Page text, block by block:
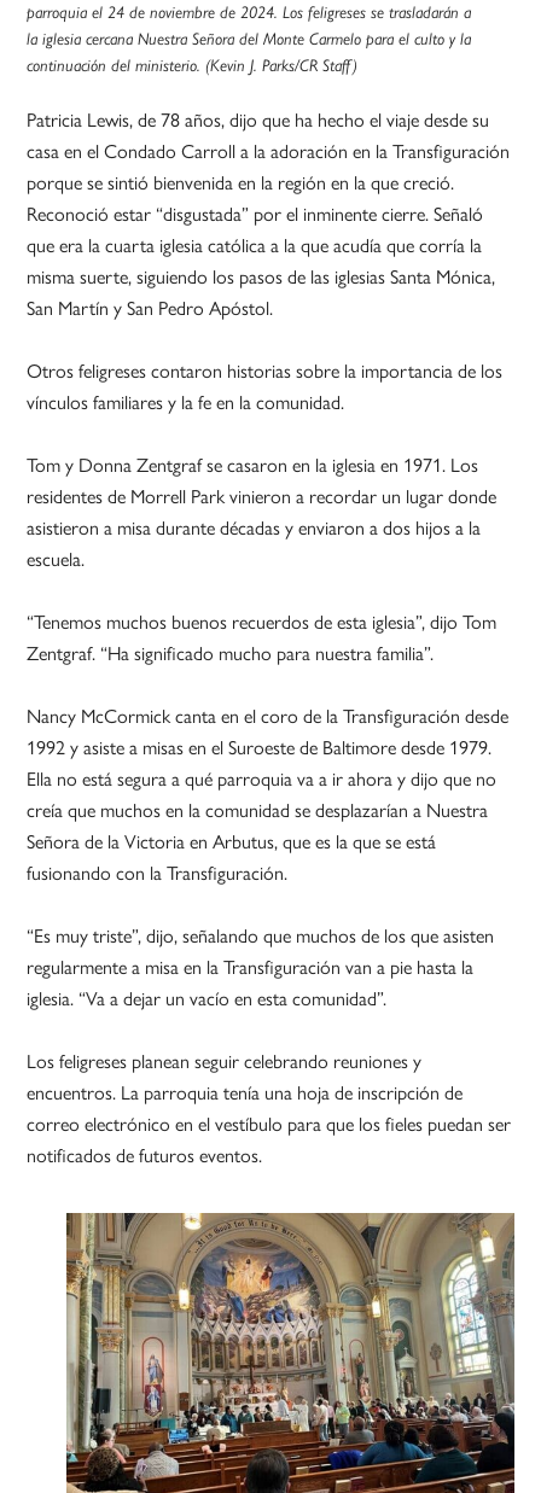
parroquia el 24 de noviembre de 2024. Los feligreses se trasladarán a
la iglesia cercana Nuestra Señora del Monte Carmelo para el culto y la
continuación del ministerio. (Kevin J. Parks/CR Staff)
Patricia Lewis, de 78 años, dijo que ha hecho el viaje desde su
casa en el Condado Carroll a la adoración en la Transfiguración
porque se sintió bienvenida en la región en la que creció.
Reconoció estar “disgustada” por el inminente cierre. Señaló
que era la cuarta iglesia católica a la que acudía que corría la
misma suerte, siguiendo los pasos de las iglesias Santa Mónica,
San Martín y San Pedro Apóstol.
Otros feligreses contaron historias sobre la importancia de los
vínculos familiares y la fe en la comunidad.
Tom y Donna Zentgraf se casaron en la iglesia en 1971. Los
residentes de Morrell Park vinieron a recordar un lugar donde
asistieron a misa durante décadas y enviaron a dos hijos a la
escuela.
“Tenemos muchos buenos recuerdos de esta iglesia”, dijo Tom
Zentgraf. “Ha significado mucho para nuestra familia”.
Nancy McCormick canta en el coro de la Transfiguración desde
1992 y asiste a misas en el Suroeste de Baltimore desde 1979.
Ella no está segura a qué parroquia va a ir ahora y dijo que no
creía que muchos en la comunidad se desplazarían a Nuestra
Señora de la Victoria en Arbutus, que es la que se está
fusionando con la Transfiguración.
“Es muy triste”, dijo, señalando que muchos de los que asisten
regularmente a misa en la Transfiguración van a pie hasta la
iglesia. “Va a dejar un vacío en esta comunidad”.
Los feligreses planean seguir celebrando reuniones y
encuentros. La parroquia tenía una hoja de inscripción de
correo electrónico en el vestíbulo para que los fieles puedan ser
notificados de futuros eventos.